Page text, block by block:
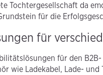
Tochtergesellschaft da
für die
für
für den
wie Ladekabel, Lade-